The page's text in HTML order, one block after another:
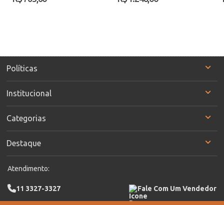
Políticas
Institucional
Categorias
Destaque
Atendimento:
11 3327-3327 Fale Com Um Vendedor